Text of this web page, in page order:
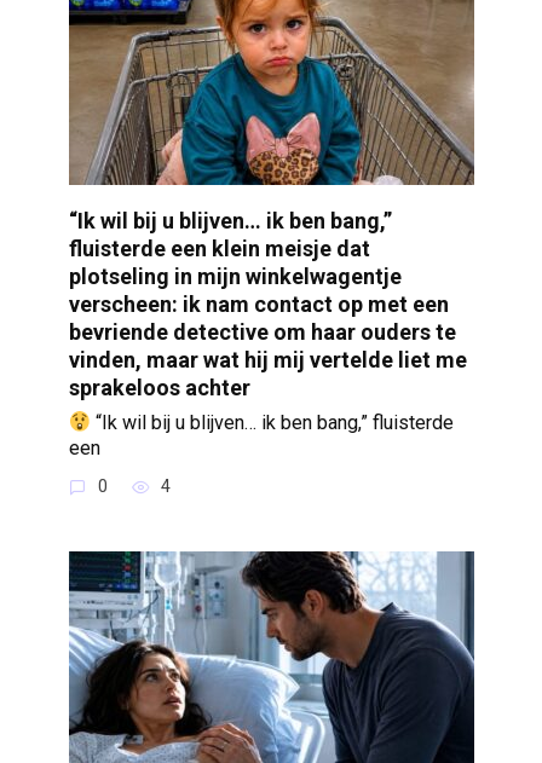
“Ik wil bij u blijven… ik ben bang,”
fluisterde een klein meisje dat
plotseling in mijn winkelwagentje
verscheen: ik nam contact op met een
bevriende detective om haar ouders te
vinden, maar wat hij mij vertelde liet me
sprakeloos achter
“Ik wil bij u blijven… ik ben bang,” fluisterde
een
0 4